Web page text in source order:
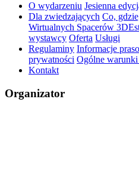
O wydarzeniu Jesienna
Dla zwiedzających Co,
Wirtualnych Spacerów
wystawcy Oferta Usługi
Regulaminy Informacje
prywatności Ogólne warunki
Kontakt
Organizator